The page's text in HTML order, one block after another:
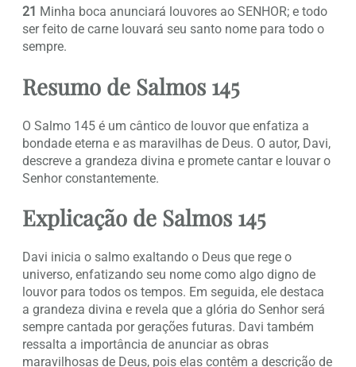
21 Minha boca anunciará louvores ao SENHOR; e todo
ser feito de carne louvará seu santo nome para todo o
sempre.
Resumo de Salmos 145
O Salmo 145 é um cântico de louvor que enfatiza a
bondade eterna e as maravilhas de Deus. O autor, Davi,
descreve a grandeza divina e promete cantar e louvar o
Senhor constantemente.
Explicação de Salmos 145
Davi inicia o salmo exaltando o Deus que rege o
universo, enfatizando seu nome como algo digno de
louvor para todos os tempos. Em seguida, ele destaca
a grandeza divina e revela que a glória do Senhor será
sempre cantada por gerações futuras. Davi também
ressalta a importância de anunciar as obras
maravilhosas de Deus, pois elas contêm a descrição de